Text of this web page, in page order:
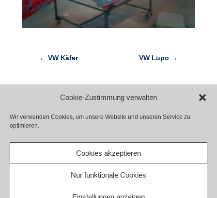
Cookie-Zustimmung verwalten
Wir verwenden Cookies, um unsere Website und unseren Service zu
optimieren.
Cookies akzeptieren
Nur funktionale Cookies
← VW Käfer VW Lupo →
Kontakt
Haftungsausschluss Cookie-Richtlinie (EU)
Barrierefreiheit